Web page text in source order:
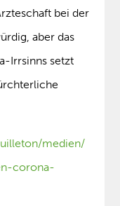
bei der
aber das
Irrsinns setzt
medien/
corona-